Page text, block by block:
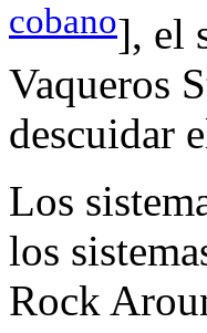
cobano], el
Vaqueros
descuidar
Los
los
Rock